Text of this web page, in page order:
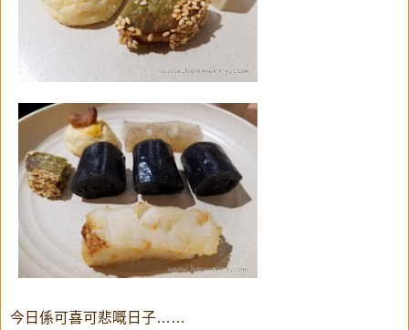
今日係可喜可悲嘅日子……